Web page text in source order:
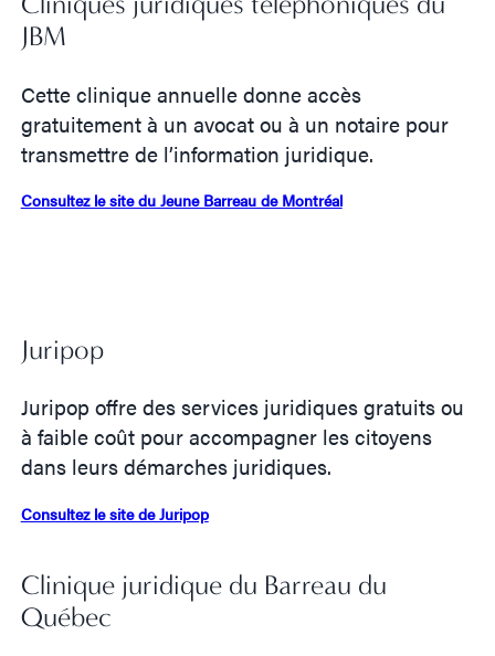
JBM
Cette clinique annuelle donne accès
gratuitement à un avocat ou à un notaire pour
transmettre de l’information juridique.
Consultez le site du Jeune Barreau de Montréal
Juripop
Juripop offre des services juridiques gratuits ou
à faible coût pour accompagner les citoyens
dans leurs démarches juridiques.
Consultez le site de Juripop
Clinique juridique du Barreau du
Québec